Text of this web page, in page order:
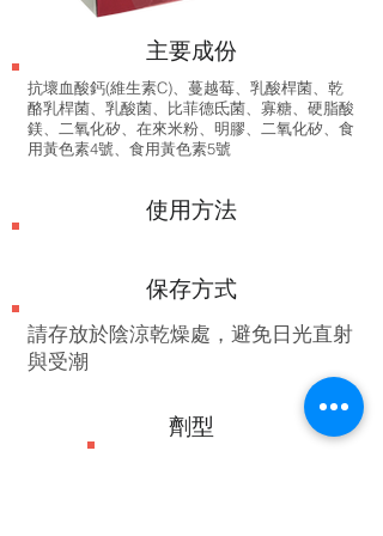
抗壞血酸鈣(維生素C)、蔓越莓、乳酸桿菌、乾
酪乳桿菌、乳酸菌、比菲德氐菌、寡糖、硬脂酸
鎂、二氧化矽、在來米粉、明膠、二氧化矽、食
用黃色素4號、食用黃色素5號
​主要成份
使用方法
​請存放於陰涼乾燥處，避免日光直射
與受潮
保存方式
劑型